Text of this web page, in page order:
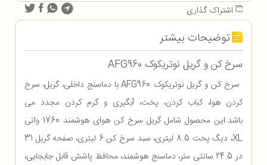
اشتراک گذاری
توضیحات بیشتر
سرخ کن و گریل نوتریکوک AFG960
سرخ کن و گریل نوتریکوک AFG960 با دماسنج داخلی، گریل، سرخ
کردن هوا، کباب کردن، پخت، آبگیری و گرم کردن مجدد می
باشد.این محصول شامل گریل سرخ کن هوای هوشمند 1760 واتی
XL، دیگ پخت 8.5 لیتری، سبد سرخ کن 6 لیتری، صفحه گریل 31
در 24.5 سانتی متر، دماسنج هوشمند، محافظ پاشش قابل جابجایی،